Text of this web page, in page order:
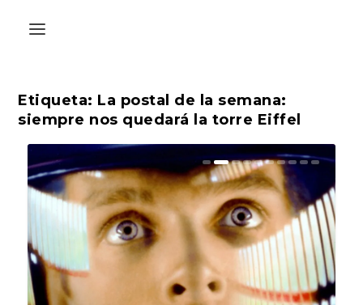
Etiqueta: La postal de la semana:
siempre nos quedará la torre Eiffel